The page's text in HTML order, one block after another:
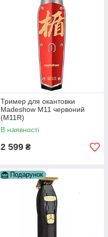
Тример для окантовки
Madeshow M11 червоний
(M11R)
В наявності
2 599 ₴
Подарунок